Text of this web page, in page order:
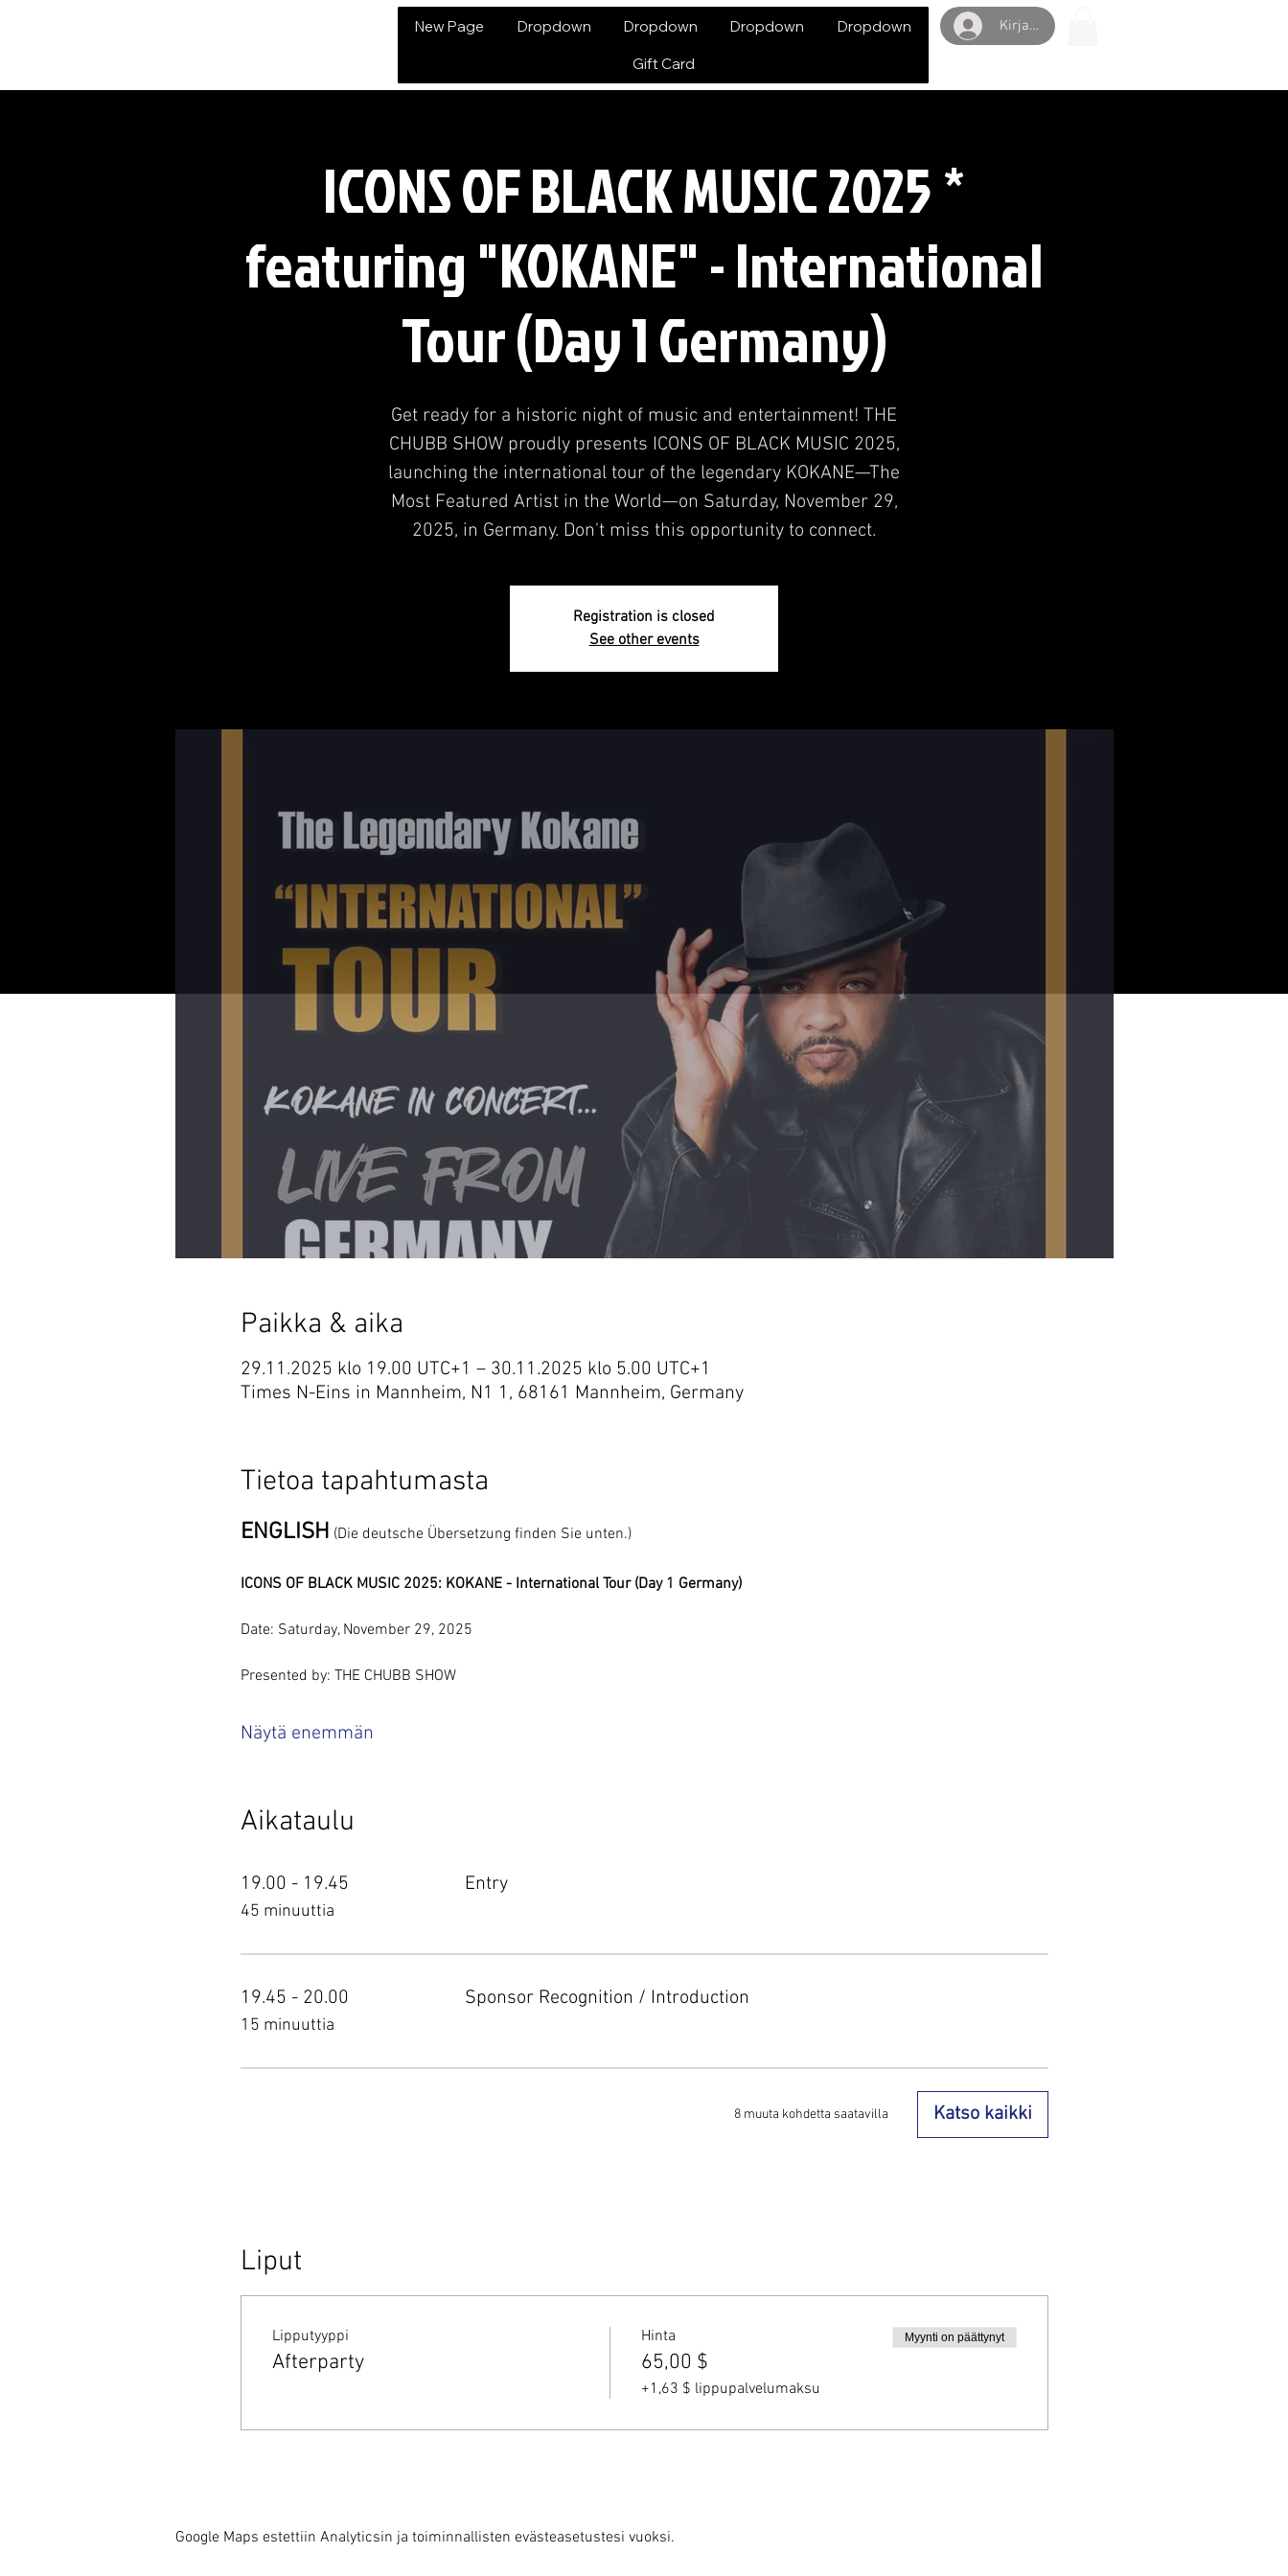
New Page Dropdown Dropdown Dropdown Dropdown
Gift Card
Kirjaudu
ICONS OF BLACK MUSIC 2025 *
featuring "KOKANE" - International
Tour (Day 1 Germany)
Get ready for a historic night of music and entertainment! THE
CHUBB SHOW proudly presents ICONS OF BLACK MUSIC 2025,
launching the international tour of the legendary KOKANE—The
Most Featured Artist in the World—on Saturday, November 29,
2025, in Germany. Don't miss this opportunity to connect.
Registration is closed
See other events
Paikka & aika
29.11.2025 klo 19.00 UTC+1 – 30.11.2025 klo 5.00 UTC+1
Times N-Eins in Mannheim, N1 1, 68161 Mannheim, Germany
Tietoa tapahtumasta
ENGLISH (Die deutsche Übersetzung finden Sie unten.)
ICONS OF BLACK MUSIC 2025: KOKANE - International Tour (Day 1 Germany)
Date: Saturday, November 29, 2025
Presented by: THE CHUBB SHOW
Näytä enemmän
Aikataulu
19.00 - 19.45
45 minuuttia
Entry
19.45 - 20.00
15 minuuttia
Sponsor Recognition / Introduction
8 muuta kohdetta saatavilla Katso kaikki
Liput
Lipputyyppi
Afterparty
Hinta
65,00 $
+1,63 $ lippupalvelumaksu
Myynti on päättynyt
Google Maps estettiin Analyticsin ja toiminnallisten evästeasetustesi vuoksi.